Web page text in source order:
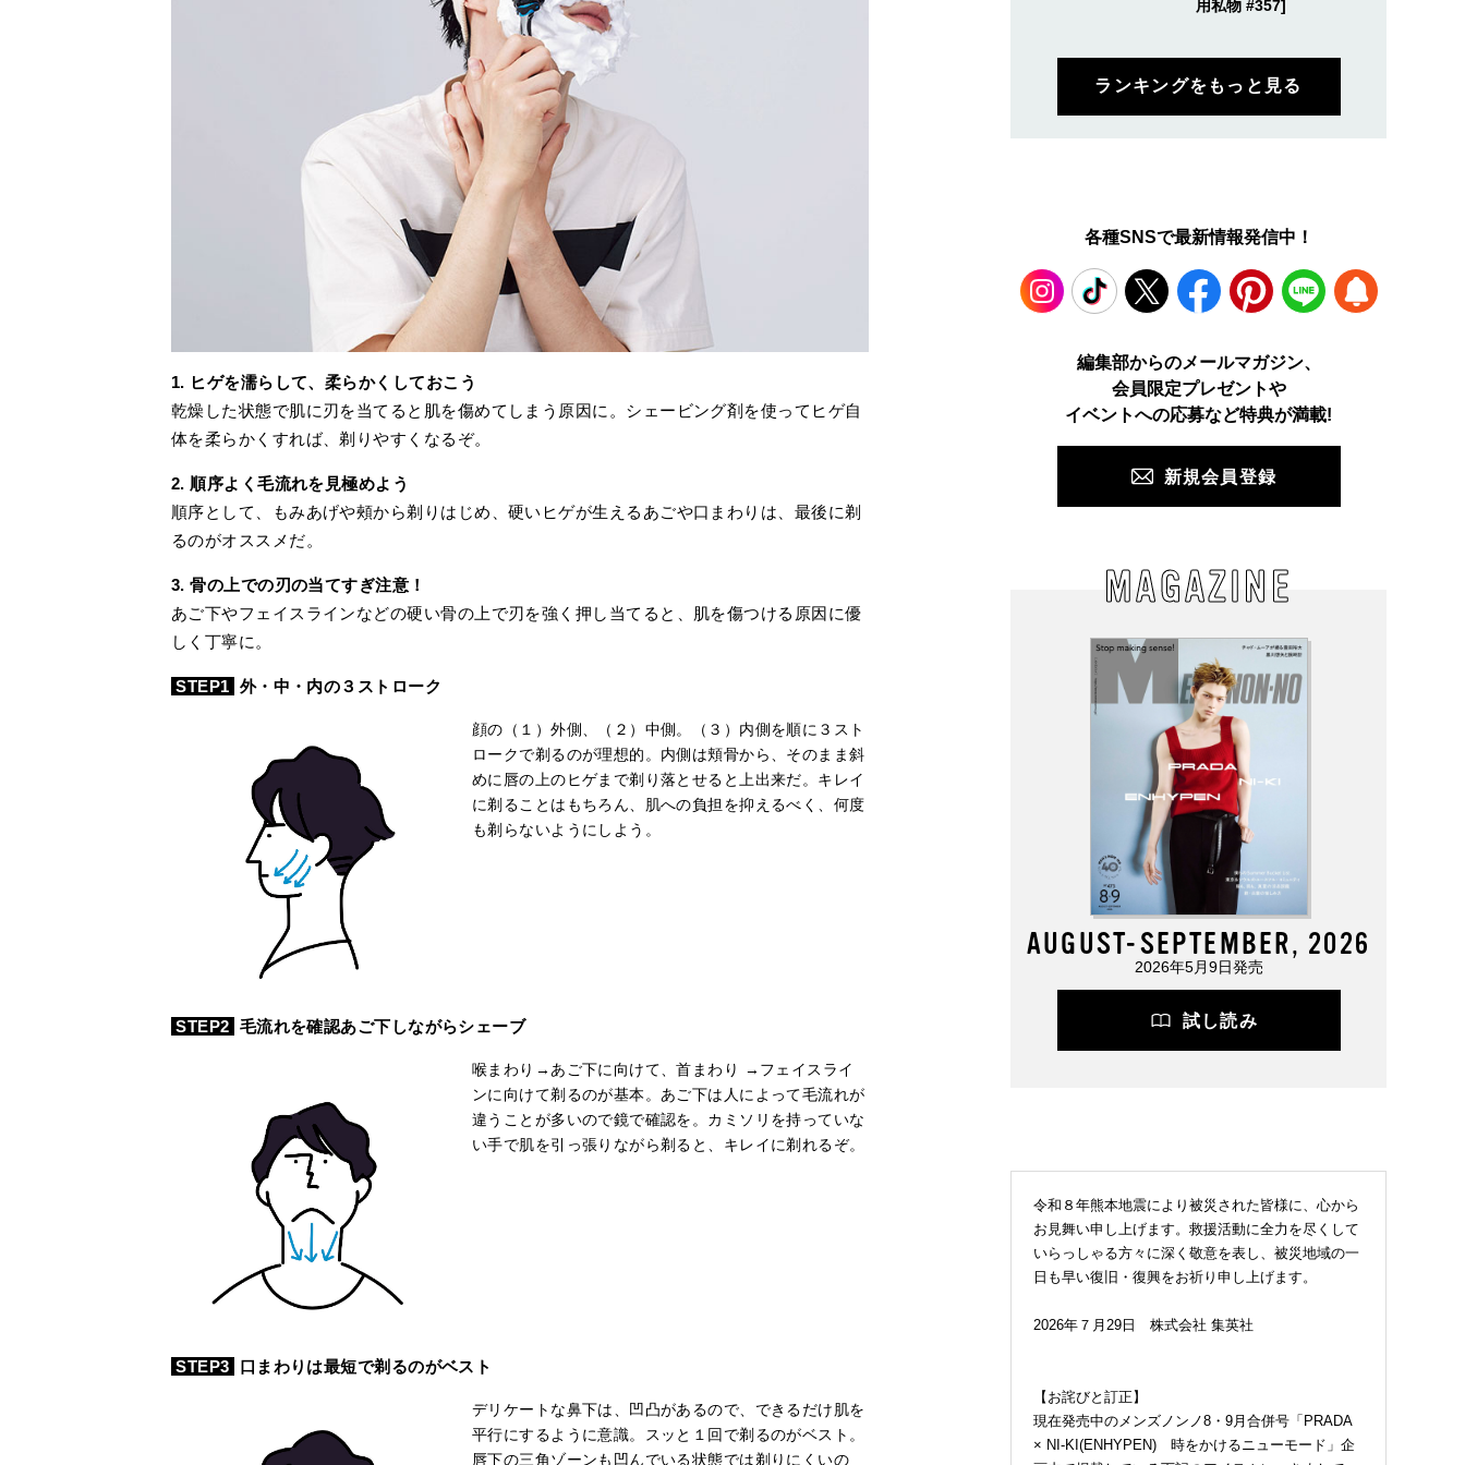
1. ヒゲを濡らして、柔らかくしておこう
乾燥した状態で肌に刃を当てると肌を傷めてしまう原因に。シェービング剤を使ってヒゲ自
体を柔らかくすれば、剃りやすくなるぞ。
2. 順序よく毛流れを見極めよう
順序として、もみあげや頰から剃りはじめ、硬いヒゲが生えるあごや口まわりは、最後に剃
るのがオススメだ。
3. 骨の上での刃の当てすぎ注意 ！
あご下やフェイスラインなどの硬い骨の上で刃を強く押し当てると、肌を傷つける原因に優
しく丁寧に。
STEP1 外・中・内の３ストローク
顔の（１）外側、（２）中側。（３）内側を順に３スト
ロークで剃るのが理想的。内側は頬骨から、そのまま斜
めに唇の上のヒゲまで剃り落とせると上出来だ。キレイ
に剃ることはもちろん、肌への負担を抑えるべく、何度
も剃らないようにしよう。
STEP2 毛流れを確認あご下しながらシェーブ
喉まわり→あご下に向けて、首まわり →フェイスライ
ンに向けて剃るのが基本。あご下は人によって毛流れが
違うことが多いので鏡で確認を。カミソリを持っていな
い手で肌を引っ張りながら剃ると、キレイに剃れるぞ。
STEP3 口まわりは最短で剃るのがベスト
デリケートな鼻下は、凹凸があるので、できるだけ肌を
平行にするように意識。スッと１回で剃るのがベスト。
唇下の三角ゾーンも凹んでいる状態では剃りにくいの
用私物 #357]
ランキングをもっと見る
各種SNSで最新情報発信中！
TikTok Facebook Pinterest LINE
編集部からのメールマガジン、
会員限定プレゼントや
イベントへの応募など特典が満載!
新規会員登録
MAGAZINE
AUGUST-SEPTEMBER, 2026
2026年5月9日発売
試し読み
令和８年熊本地震により被災された皆様に、心から
お見舞い申し上げます。救援活動に全力を尽くして
いらっしゃる方々に深く敬意を表し、被災地域の一
日も早い復旧・復興をお祈り申し上げます。
2026年７月29日 株式会社 集英社
【お詫びと訂正】
現在発売中のメンズノンノ8・9月合併号「PRADA
× NI-KI(ENHYPEN) 時をかけるニューモード」企